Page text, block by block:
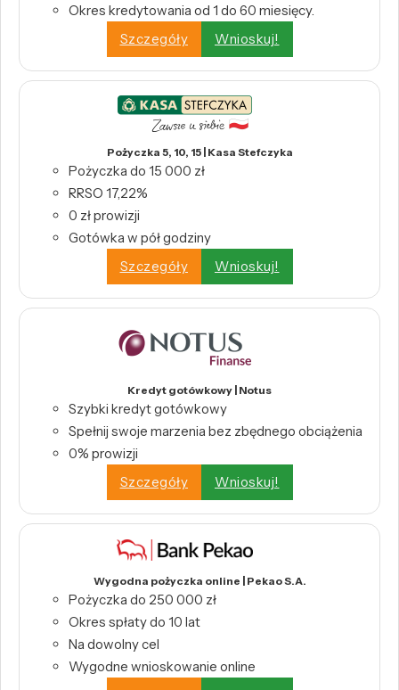
Okres kredytowania od 1 do 60 miesięcy.
Szczegóły
Wnioskuj!
Pożyczka 5, 10, 15 | Kasa Stefczyka
Pożyczka do 15 000 zł
RRSO 17,22%
0 zł prowizji
Gotówka w pół godziny
Szczegóły
Wnioskuj!
Kredyt gotówkowy | Notus
Szybki kredyt gotówkowy
Spełnij swoje marzenia bez zbędnego obciążenia
0% prowizji
Szczegóły
Wnioskuj!
Wygodna pożyczka online | Pekao S.A.
Pożyczka do 250 000 zł
Okres spłaty do 10 lat
Na dowolny cel
Wygodne wnioskowanie online